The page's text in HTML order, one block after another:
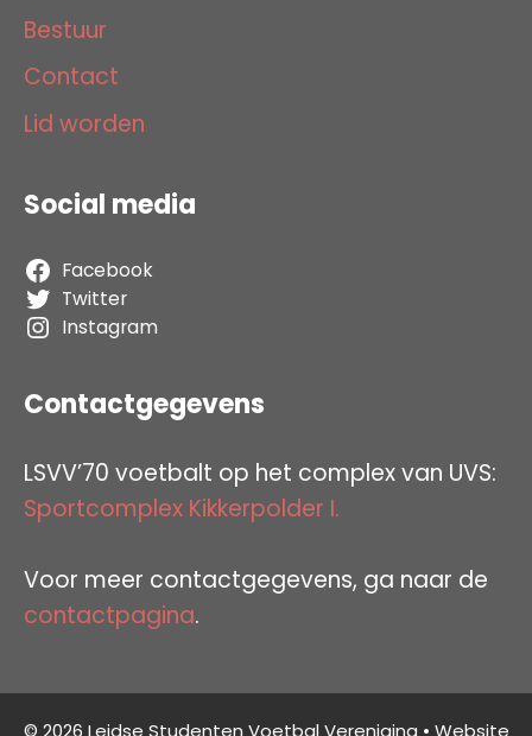
Bestuur
Contact
Lid worden
Social media
Facebook
Twitter
Instagram
Contactgegevens
LSVV’70 voetbalt op het complex van UVS:
Sportcomplex Kikkerpolder I.
Voor meer contactgegevens, ga naar de
contactpagina.
© 2026 Leidse Studenten Voetbal Vereniging • Website